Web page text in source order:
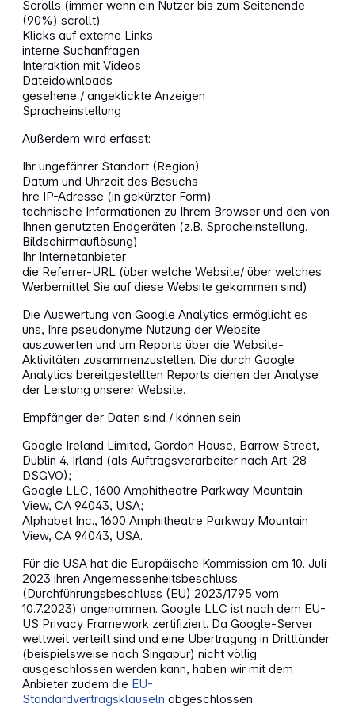
Scrolls (immer wenn ein Nutzer bis zum Seitenende
(90%) scrollt)
Klicks auf externe Links
interne Suchanfragen
Interaktion mit Videos
Dateidownloads
gesehene / angeklickte Anzeigen
Spracheinstellung
Außerdem wird erfasst:
Ihr ungefährer Standort (Region)
Datum und Uhrzeit des Besuchs
hre IP-Adresse (in gekürzter Form)
technische Informationen zu Ihrem Browser und den von
Ihnen genutzten Endgeräten (z.B. Spracheinstellung,
Bildschirmauflösung)
Ihr Internetanbieter
die Referrer-URL (über welche Website/ über welches
Werbemittel Sie auf diese Website gekommen sind)
Die Auswertung von Google Analytics ermöglicht es
uns, Ihre pseudonyme Nutzung der Website
auszuwerten und um Reports über die Website-
Aktivitäten zusammenzustellen. Die durch Google
Analytics bereitgestellten Reports dienen der Analyse
der Leistung unserer Website.
Empfänger der Daten sind / können sein
Google Ireland Limited, Gordon House, Barrow Street,
Dublin 4, Irland (als Auftragsverarbeiter nach Art. 28
DSGVO);
Google LLC, 1600 Amphitheatre Parkway Mountain
View, CA 94043, USA;
Alphabet Inc., 1600 Amphitheatre Parkway Mountain
View, CA 94043, USA.
Für die USA hat die Europäische Kommission am 10. Juli
2023 ihren Angemessenheitsbeschluss
(Durchführungsbeschluss (EU) 2023/1795 vom
10.7.2023) angenommen. Google LLC ist nach dem EU-
US Privacy Framework zertifiziert. Da Google-Server
weltweit verteilt sind und eine Übertragung in Drittländer
(beispielsweise nach Singapur) nicht völlig
ausgeschlossen werden kann, haben wir mit dem
Anbieter zudem die EU-
Standardvertragsklauseln abgeschlossen.